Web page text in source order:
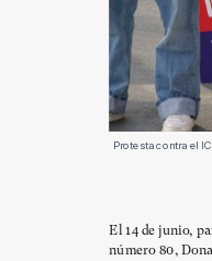
Protesta contra el
El 14 de junio,
número 80,